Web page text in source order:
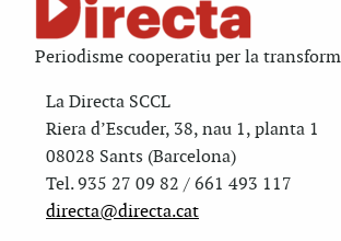
Periodisme cooperatiu per la
La Directa SCCL
Riera d’Escuder, 38, nau 1, planta 1
08028 Sants (Barcelona)
Tel. 935 27 09 82 / 661 493 117
directa@directa.cat